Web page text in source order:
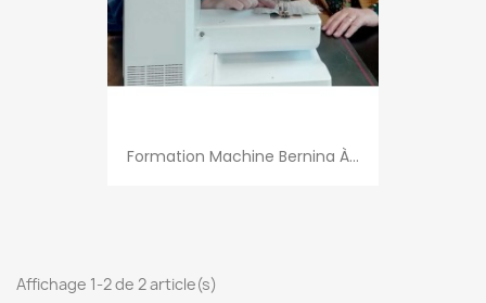
Formation Machine Bernina À...
Affichage 1-2 de 2 article(s)